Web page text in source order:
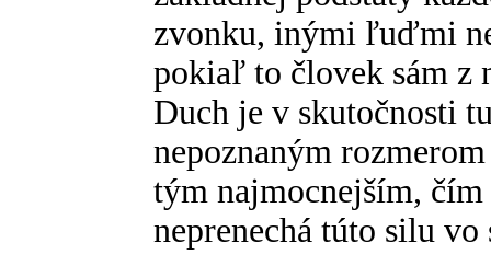
zvonku, inými ľuďmi
pokiaľ to človek sám z
Duch je v skutočnosti
nepoznaným
tým najmocnejším,
neprenechá túto silu